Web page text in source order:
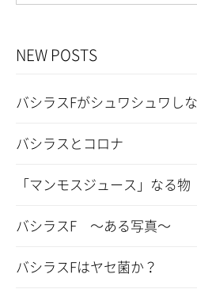
す)
NEW POSTS
バシラスFがシュワシュワし
バシラスとコロナ
「マンモスジュース」なる物
バシラスF ～ある写真～
バシラスFはヤセ菌か？